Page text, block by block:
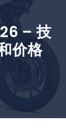
– 技
价格